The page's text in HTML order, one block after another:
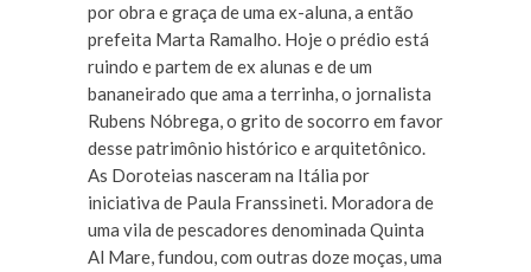
por obra e graça de uma ex-aluna, a então
prefeita Marta Ramalho. Hoje o prédio está
ruindo e partem de ex alunas e de um
bananeirado que ama a terrinha, o jornalista
Rubens Nóbrega, o grito de socorro em favor
desse patrimônio histórico e arquitetônico.
As Doroteias nasceram na Itália por
iniciativa de Paula Franssineti. Moradora de
uma vila de pescadores denominada Quinta
Al Mare, fundou, com outras doze moças, uma